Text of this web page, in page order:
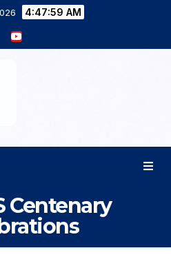
4:47:59 AM
Centenary